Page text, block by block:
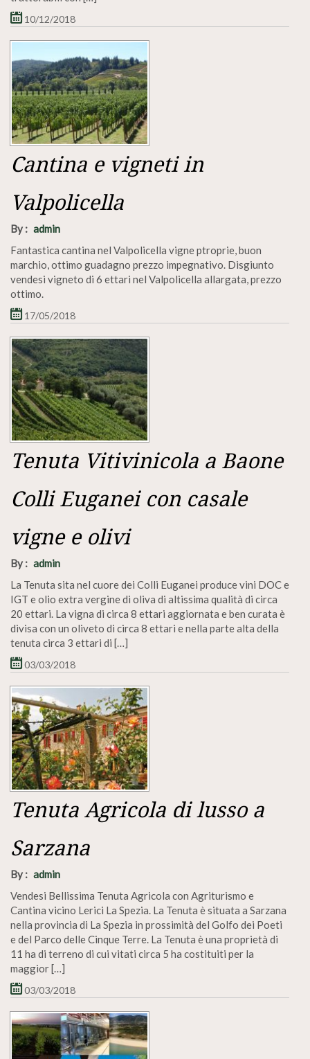
10/12/2018
Cantina e vigneti in
Valpolicella
By : admin
Fantastica cantina nel Valpolicella vigne ptroprie, buon
marchio, ottimo guadagno prezzo impegnativo. Disgiunto
vendesi vigneto di 6 ettari nel Valpolicella allargata, prezzo
ottimo.
17/05/2018
Tenuta Vitivinicola a Baone
Colli Euganei con casale
vigne e olivi
By : admin
La Tenuta sita nel cuore dei Colli Euganei produce vini DOC e
IGT e olio extra vergine di oliva di altissima qualità di circa
20 ettari. La vigna di circa 8 ettari aggiornata e ben curata è
divisa con un oliveto di circa 8 ettari e nella parte alta della
tenuta circa 3 ettari di […]
03/03/2018
Tenuta Agricola di lusso a
Sarzana
By : admin
Vendesi Bellissima Tenuta Agricola con Agriturismo e
Cantina vicino Lerici La Spezia. La Tenuta è situata a Sarzana
nella provincia di La Spezia in prossimità del Golfo dei Poeti
e del Parco delle Cinque Terre. La Tenuta è una proprietà di
11 ha di terreno di cui vitati circa 5 ha costituiti per la
maggior […]
03/03/2018